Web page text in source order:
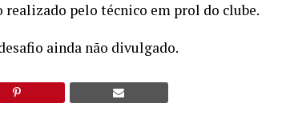
realizado pelo técnico em prol do clube.
ainda não divulgado.